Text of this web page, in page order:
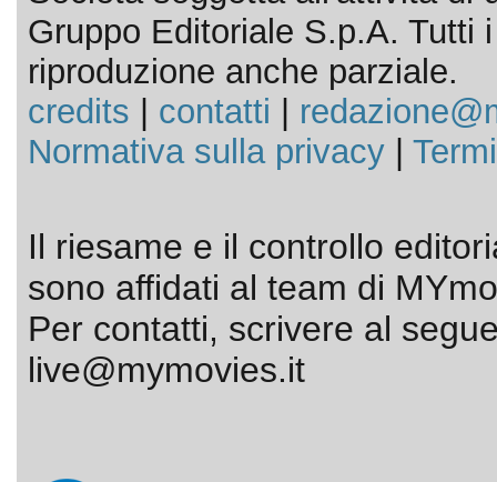
Gruppo Editoriale S.p.A. Tutti
riproduzione anche parziale.
credits
contatti
Normativa sulla privacy|
Il riesame e il controllo
sono affidati al team di
Per contatti, scrivere al
live@mymovies.it